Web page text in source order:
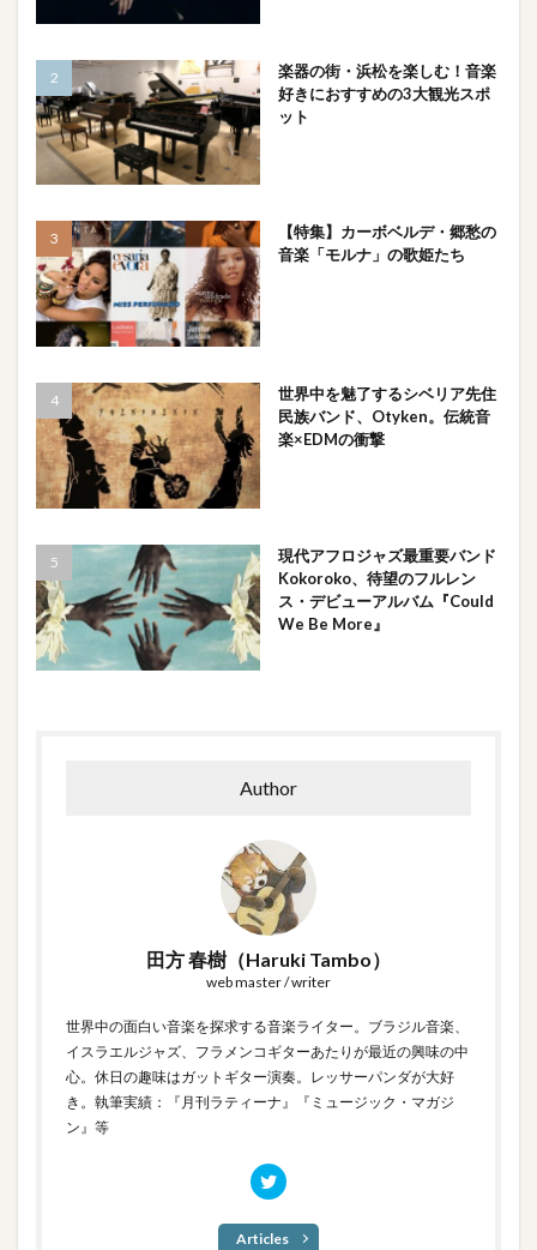
楽器の街・浜松を楽しむ！音楽
好きにおすすめの3大観光スポ
ット
【特集】カーボベルデ・郷愁の
音楽「モルナ」の歌姫たち
世界中を魅了するシベリア先住
民族バンド、Otyken。伝統音
楽×EDMの衝撃
現代アフロジャズ最重要バンド
Kokoroko、待望のフルレン
ス・デビューアルバム『Could
We Be More』
Author
田方 春樹（Haruki Tambo）
web master / writer
世界中の面白い音楽を探求する音楽ライター。ブラジル音楽、
イスラエルジャズ、フラメンコギターあたりが最近の興味の中
心。休日の趣味はガットギター演奏。レッサーパンダが大好
き。執筆実績：『月刊ラティーナ』『ミュージック・マガジ
ン』等
Articles